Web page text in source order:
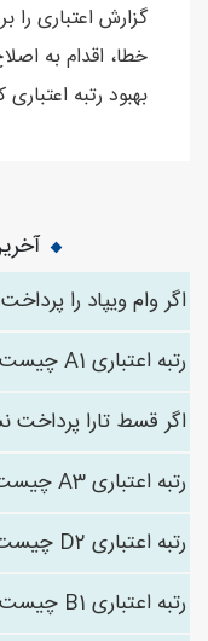
گزارش اعتباری
خطا، اقدام به
بهبود رتبه
اگر وام ویپاد را
رتبه اعتباری A1 چیست؟ راهنمای کامل ۱۴۰۴
اگر قسط تارا پرداخت
رتبه اعتباری A3 چیست؟
رتبه اعتباری D2 چیست؟
رتبه اعتباری B1 چیست؟